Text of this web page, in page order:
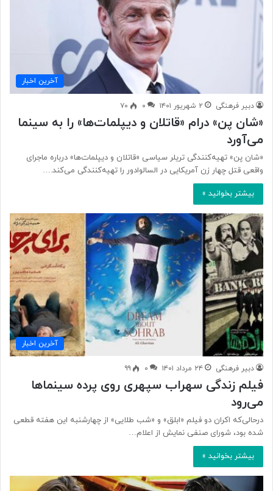
آخرین اخبار
دبیر فرهنگی ۲ شهریور ۱۴۰۱ ۰ ۷۰
«شان پن» درام «قاتلان و دیپلمات‌ها» را به سینما
می‌آورد
«شان پن» تهیه‌کنندگی تریلر سیاسی «قاتلان و دیپلمات‌ها» درباره ماجرای
واقعی قتل چهار زن آمریکایی در السالوادور را تهیه‌کنندگی می‌کند.…
بیشتر بخوانید »
آخرین اخبار
دبیر فرهنگی ۲۴ مرداد ۱۴۰۱ ۰ ۹۹
فیلم زندگی سهراب سپهری روی پرده سینماها
می‌رود
درحالی‌که اکران دو فیلم «ابلق» و «شب طلایی» از چهارشنبه این هفته قطعی
شده بود، شورای صنفی نمایش از اعلام…
بیشتر بخوانید »